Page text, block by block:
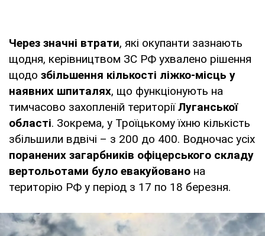
Через значні втрати, які окупанти зазнають
щодня, керівництвом ЗС РФ ухвалено рішення
щодо збільшення кількості ліжко-місць у
наявних шпиталях, що функціонують на
тимчасово захопленій територіїЛуганської
області. Зокрема, у Троїцькому їхню кількість
збільшили вдвічі – з 200 до 400. Водночас усіх
поранених загарбників офіцерського складу
вертольотами було евакуйовано на
територію РФ у період з 17 по 18 березня.